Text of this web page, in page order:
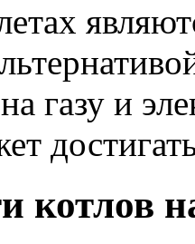
газу и
котлов